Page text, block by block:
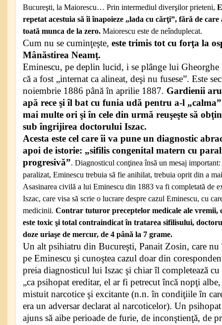
Bucureşti, la Maiorescu… Prin intermediul diverşilor prieteni,
repetat acestuia să îi înapoieze „lada cu cărţi”, fără de
toată munca de la zero. Maiorescu este de neînduplecat.
Cum nu se cuminţeşte, este trimis tot cu forţa la
Mânăstirea Neamţ.
Eminescu, pe deplin lucid, i se plânge lui
că a fost „internat ca alineat, deşi nu fusese”. Este
noiembrie 1886 până în aprilie 1887. Gardienii
apă rece şi îl bat cu funia udă pentru a-l
mai multe ori şi în cele din urmă reuşeşte să
sub îngrijirea doctorului Iszac.
Acesta este cel care îi va pune un diagnostic
apoi de istorie: „sifilis congenital matern cu
progresivă”. Diagnosticul conţinea însă un mesaj
paralizat, Eminescu trebuia să fie anihilat, trebuia oprit din a
Asasinarea civilă a lui Eminescu din 1883 va fi completată de
Iszac, care visa să scrie o lucrare despre cazul Eminescu, cu
medicinii. Contrar tuturor preceptelor medicale ale vremii,
este toxic şi total contraindicat în tratarea sifilisului,
doze uriaşe de mercur, de 4 până la 7 grame.
Un alt psihiatru din Bucureşti, Panait Zosin, care nu
pe Eminescu şi cunoştea cazul doar din
preia diagnosticul lui Iszac şi chiar îl completează
„ca psihopat ereditar, el ar fi petrecut încă nopţi
mistuit narcotice şi excitante (n.n. în condiţiile în
era un adversar declarat al narcoticelor). Un
ajuns să aibe perioade de furie, de inconştienţă, de